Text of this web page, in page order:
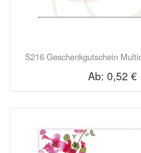
S216 Geschenkgutschein
Ab: 0,52 €